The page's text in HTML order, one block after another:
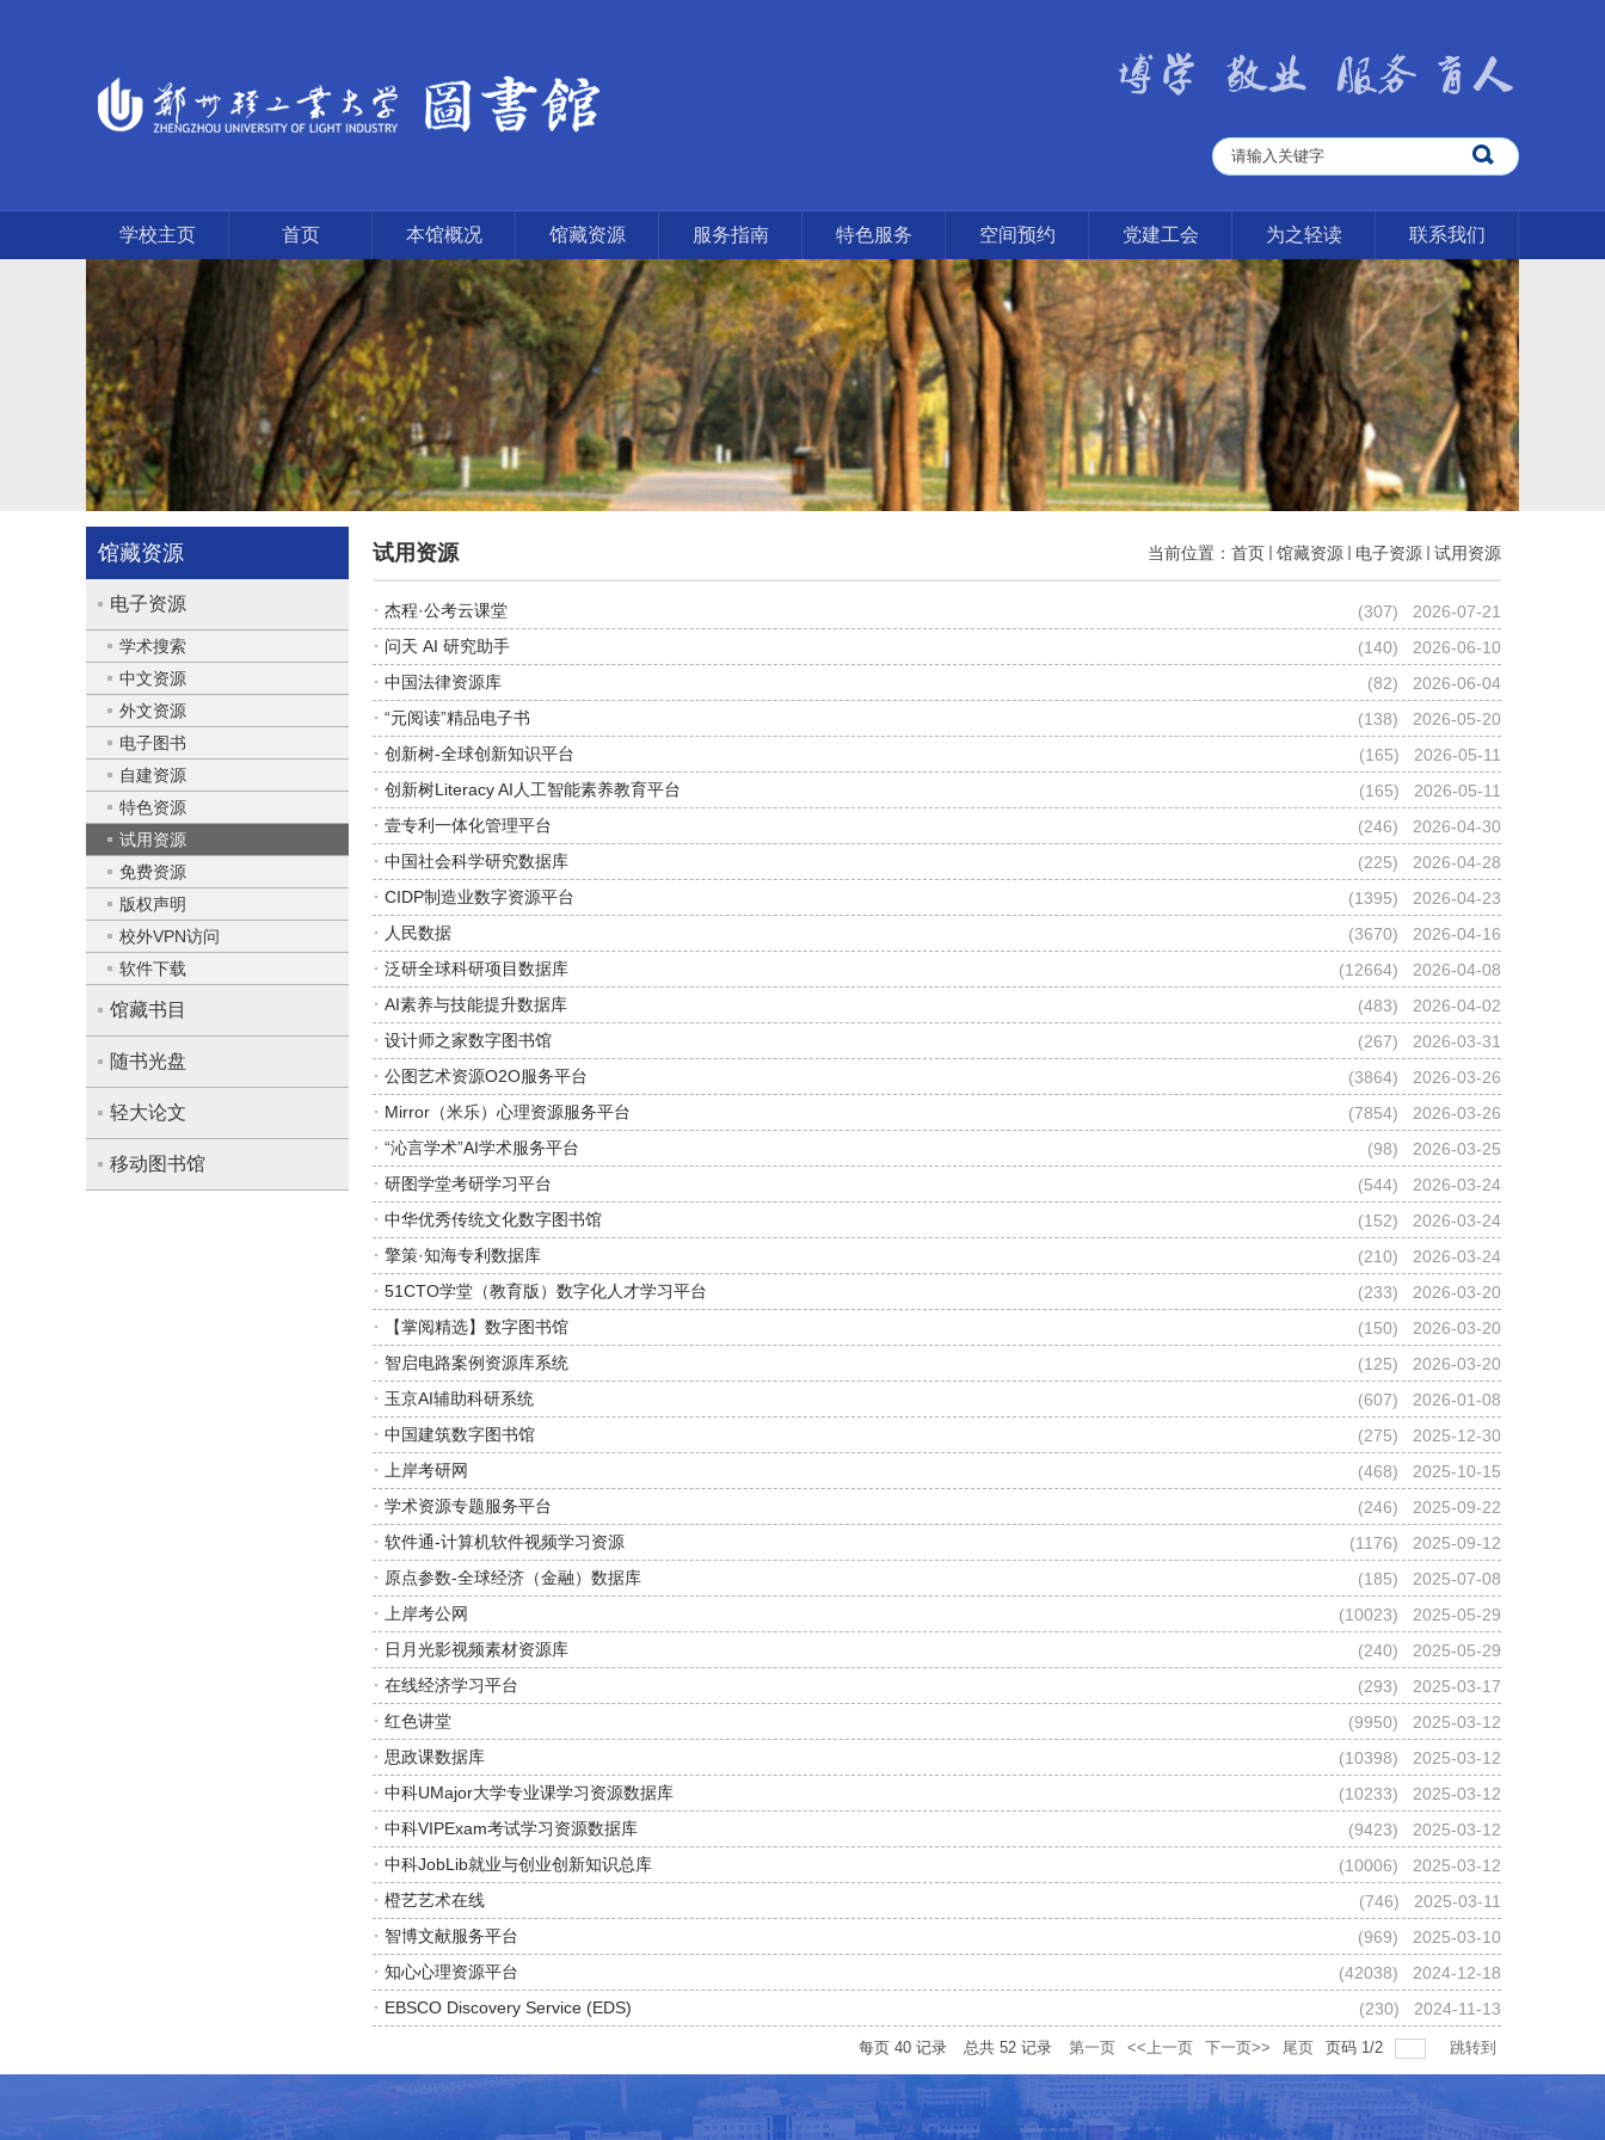
学校主页 首页 本馆概况 馆藏资源 服务指南 特色服务 空间预约 党建工会 为之轻读 联系我们
馆藏资源
电子资源
学术搜索
中文资源
外文资源
电子图书
自建资源
特色资源
试用资源
免费资源
版权声明
校外VPN访问
软件下载
馆藏书目
随书光盘
轻大论文
移动图书馆
试用资源 当前位置： 首页 馆藏资源 电子资源 试用资源
杰程·公考云课堂 (307) 2026-07-21
问天 AI 研究助手
(140) 2026-06-10
中国法律资源库
(82) 2026-06-04
“元阅读”精品电子书
(138) 2026-05-20
创新树-全球创新知识平台
(165) 2026-05-11
创新树Literacy AI人工智能素养教育平台
(165) 2026-05-11
壹专利一体化管理平台
(246) 2026-04-30
中国社会科学研究数据库
(225) 2026-04-28
CIDP制造业数字资源平台
(1395) 2026-04-23
人民数据
(3670) 2026-04-16
泛研全球科研项目数据库
(12664) 2026-04-08
AI素养与技能提升数据库
(483) 2026-04-02
设计师之家数字图书馆
(267) 2026-03-31
公图艺术资源O2O服务平台
(3864) 2026-03-26
Mirror（米乐）心理资源服务平台
(7854) 2026-03-26
“沁言学术”AI学术服务平台
(98) 2026-03-25
研图学堂考研学习平台
(544) 2026-03-24
中华优秀传统文化数字图书馆
(152) 2026-03-24
擎策·知海专利数据库
(210) 2026-03-24
51CTO学堂（教育版）数字化人才学习平台
(233) 2026-03-20
【掌阅精选】数字图书馆
(150) 2026-03-20
智启电路案例资源库系统
(125) 2026-03-20
玉京AI辅助科研系统
(607) 2026-01-08
中国建筑数字图书馆
(275) 2025-12-30
上岸考研网
(468) 2025-10-15
学术资源专题服务平台
(246) 2025-09-22
软件通-计算机软件视频学习资源
(1176) 2025-09-12
原点参数-全球经济（金融）数据库
(185) 2025-07-08
上岸考公网
(10023) 2025-05-29
日月光影视频素材资源库
(240) 2025-05-29
在线经济学习平台
(293) 2025-03-17
红色讲堂
(9950) 2025-03-12
思政课数据库
(10398) 2025-03-12
中科UMajor大学专业课学习资源数据库
(10233) 2025-03-12
中科VIPExam考试学习资源数据库
(9423) 2025-03-12
中科JobLib就业与创业创新知识总库
(10006) 2025-03-12
橙艺艺术在线
(746) 2025-03-11
智博文献服务平台
(969) 2025-03-10
知心心理资源平台
(42038) 2024-12-18
​EBSCO Discovery Service (EDS)
(230) 2024-11-13
每页 40 记录 总共 52 记录 第一页 <<上一页 下一页>> 尾页 页码 1 /2 跳转到